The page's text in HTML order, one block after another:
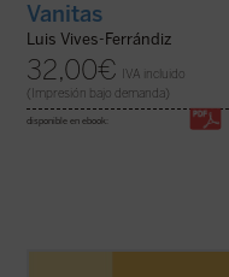
Vanitas
Luis Vives-Ferrándiz
32,00€
IVA incluido
(Impresión bajo demanda)
disponible en ebook: